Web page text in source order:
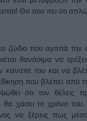
Θα σου πει ότι
ζώδιο που αγαπά την
θανάσιμα να
καναπέ του και να
που βλέπει από
ότι τον θέλεις
θα χάσει το χρόνο
να ξέρεις πως